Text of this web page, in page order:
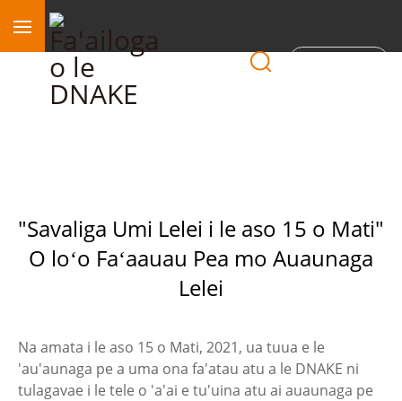
"Savaliga Umi Lelei i le aso 15 o Mati"
O loʻo Faʻaauau Pea mo Auaunaga
Lelei
Na amata i le aso 15 o Mati, 2021, ua tuua e le
'au'aunaga pe a uma ona fa'atau atu a le DNAKE ni
tulagavae i le tele o 'a'ai e tu'uina atu ai auaunaga pe